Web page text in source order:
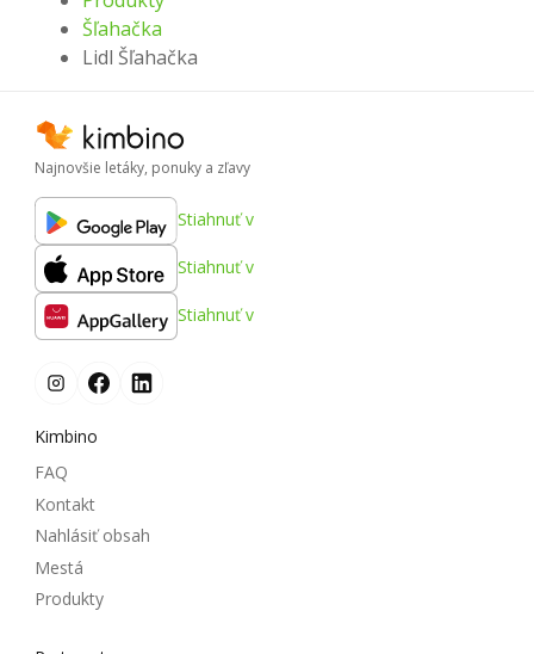
Šľahačka
Lidl Šľahačka
Najnovšie letáky, ponuky a zľavy
Stiahnuť v
Stiahnuť v
Stiahnuť v
Kimbino
FAQ
Kontakt
Nahlásiť obsah
Mestá
Produkty